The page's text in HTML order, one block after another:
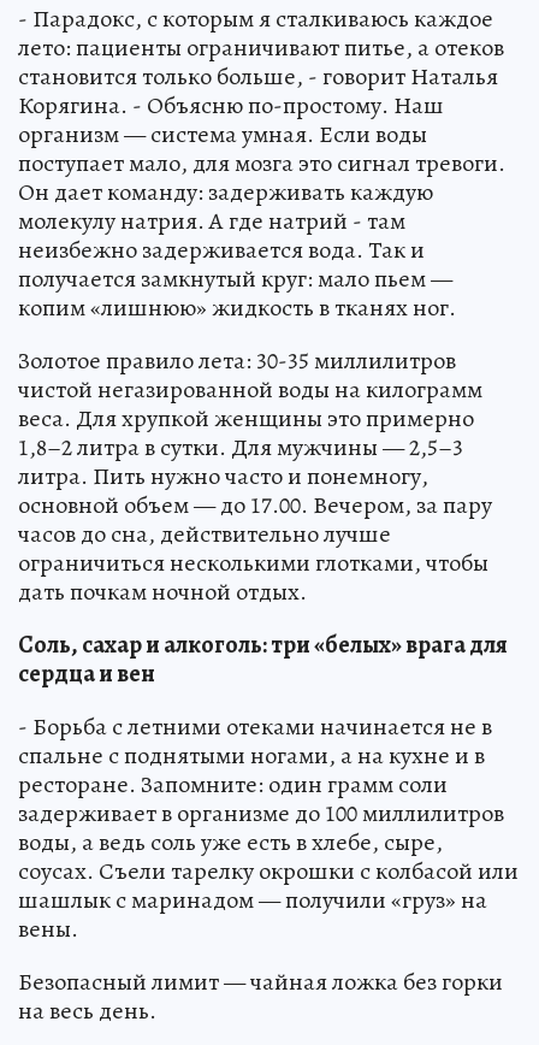
- Парадокс, с которым я сталкиваюсь каждое
лето: пациенты ограничивают питье, а отеков
становится только больше, - говорит Наталья
Корягина. - Объясню по-простому. Наш
организм — система умная. Если воды
поступает мало, для мозга это сигнал тревоги.
Он дает команду: задерживать каждую
молекулу натрия. А где натрий - там
неизбежно задерживается вода. Так и
получается замкнутый круг: мало пьем —
копим «лишнюю» жидкость в тканях ног.
Золотое правило лета: 30-35 миллилитров
чистой негазированной воды на килограмм
веса. Для хрупкой женщины это примерно
1,8–2 литра в сутки. Для мужчины — 2,5–3
литра. Пить нужно часто и понемногу,
основной объем — до 17.00. Вечером, за пару
часов до сна, действительно лучше
ограничиться несколькими глотками, чтобы
дать почкам ночной отдых.
Соль, сахар и алкоголь: три «белых» врага для
сердца и вен
- Борьба с летними отеками начинается не в
спальне с поднятыми ногами, а на кухне и в
ресторане. Запомните: один грамм соли
задерживает в организме до 100 миллилитров
воды, а ведь соль уже есть в хлебе, сыре,
соусах. Съели тарелку окрошки с колбасой или
шашлык с маринадом — получили «груз» на
вены.
Безопасный лимит — чайная ложка без горки
на весь день.